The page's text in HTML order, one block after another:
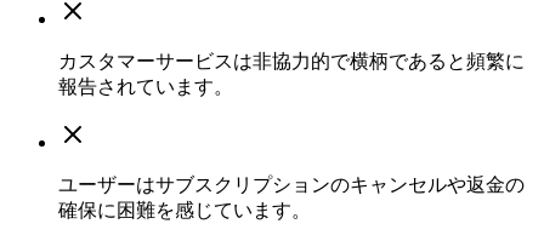
カスタマーサービスは非協力的で横柄であると頻繁に
報告されています。
ユーザーはサブスクリプションのキャンセルや返金の
確保に困難を感じています。